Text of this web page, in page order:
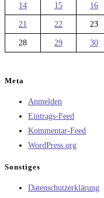
14 15 16
21 22 23
28 29
30
Meta
Anmelden
Eintrags-Feed
Kommentar-Feed
WordPress.org
Sonstiges
Datenschutzerklärung